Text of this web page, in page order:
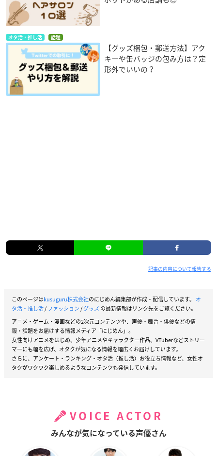
オタ活・推し活 話題
【グッズ梱包・郵送方法】アク
キーや缶バッジの包み方は？定
形外でいいの？
記事の内容について報告する
このページはkusuguru株式会社のにじめん編集部が作成・配信しています。 オ
タ活・推し活/ファッション/グッズの最新情報はリンク先をご覧ください。
アニメ・ゲーム・漫画などの2次元コンテンツや、声優・舞台・俳優などの情
報・話題をお届けする情報メディア「にじめん」。
女性向けアニメをはじめ、少年アニメやキャラクター作品、VTuberなどストリー
マーにも幅を広げ、オタクが気になる情報を幅広くお届けしています。
さらに、アンケート・ランキング・オタ活（推し活）お役立ち情報など、女性オ
タクがワクワク楽しめるようなコンテンツも発信しています。
VOICE ACTOR
みんなが気になっている声優さん